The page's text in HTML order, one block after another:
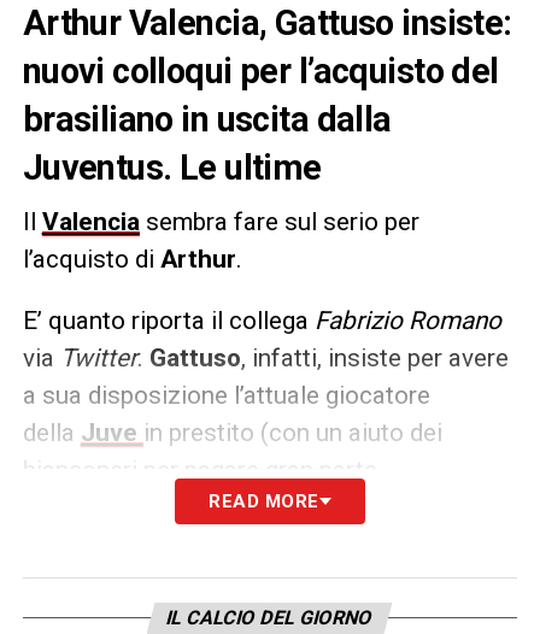
Arthur Valencia, Gattuso insiste:
nuovi colloqui per l’acquisto del
brasiliano in uscita dalla
Juventus. Le ultime
Il Valencia sembra fare sul serio per
l’acquisto di Arthur.
E’ quanto riporta il collega Fabrizio Romano
via Twitter. Gattuso, infatti, insiste per avere
a sua disposizione l’attuale giocatore
della Juve in prestito (con un aiuto dei
bianconeri per pagare gran parte
). Contatti in corso tra le due
LA PLAYLIST DELLE NOSTRE TOP NEWS
READ MORE
IL CALCIO DEL GIORNO